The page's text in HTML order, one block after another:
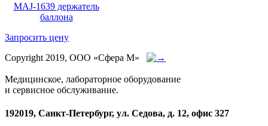
MAJ-1639 держатель
баллона
Запросить цену
Copyright 2019, ООО «Сфера М»
Медицинское, лабораторное оборудование
и сервисное обслуживание.
192019, Санкт-Петербург, ул. Седова, д. 12, офис 327